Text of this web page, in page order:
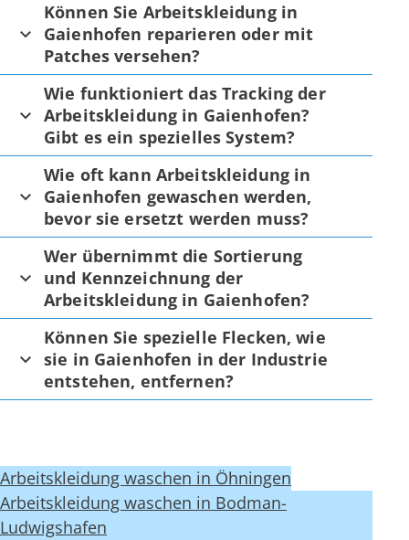
Können Sie Arbeitskleidung in
Gaienhofen reparieren oder mit
Patches versehen?
Wie funktioniert das Tracking der
Arbeitskleidung in Gaienhofen?
Gibt es ein spezielles System?
Wie oft kann Arbeitskleidung in
Gaienhofen gewaschen werden,
bevor sie ersetzt werden muss?
Wer übernimmt die Sortierung
und Kennzeichnung der
Arbeitskleidung in Gaienhofen?
Können Sie spezielle Flecken, wie
sie in Gaienhofen in der Industrie
entstehen, entfernen?
Arbeitskleidung waschen in Öhningen
Arbeitskleidung waschen in Bodman-
Ludwigshafen